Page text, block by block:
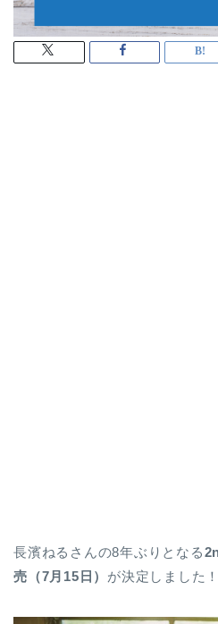
長濱ねるさんの8年ぶりとなる
売（7月15日） が決定しました！